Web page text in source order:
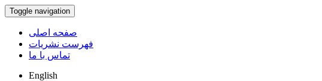
Toggle navigation
صفحه اصلی
فهرست نشریات
تماس با ما
English